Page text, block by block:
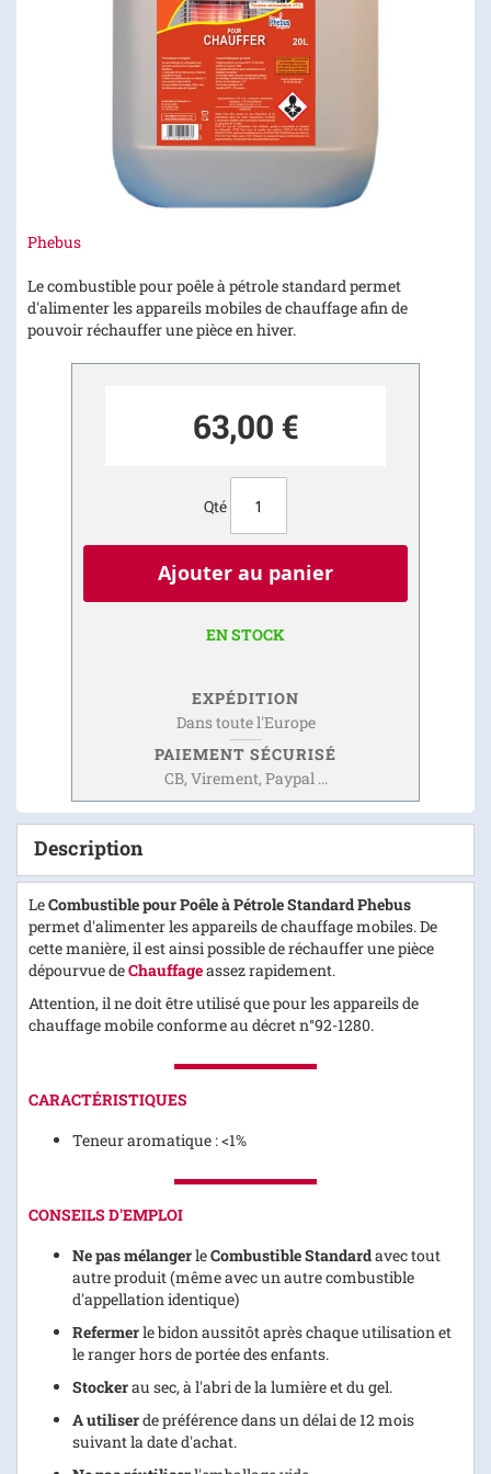
Phebus
Le combustible pour poêle à pétrole standard permet
d'alimenter les appareils mobiles de chauffage afin de
pouvoir réchauffer une pièce en hiver.
63,00 €
Qté
Ajouter au panier
EN STOCK
EXPÉDITION
Dans toute l'Europe
PAIEMENT SÉCURISÉ
CB, Virement, Paypal ...
Skip
the
beginning
of
Description
LeCombustible pour Poêle à Pétrole Standard Phebus
permet d'alimenter les appareils de chauffage mobiles. De
cette manière, il est ainsi possible de réchauffer une pièce
dépourvue deChauffageassez rapidement.
Attention, il ne doit être utilisé que pour les appareils de
chauffage mobile conforme au décret n°92-1280.
CARACTÉRISTIQUES
Teneur aromatique : <1%
CONSEILS D'EMPLOI
Ne pas mélangerleCombustible Standardavec tout
autre produit (même avec un autre combustible
d'appellation identique)
Refermerle bidon aussitôt après chaque utilisation et
le ranger hors de portée des enfants.
Stockerau sec, à l'abri de la lumière et du gel.
A utiliserde préférence dans un délai de 12 mois
suivant la date d'achat.